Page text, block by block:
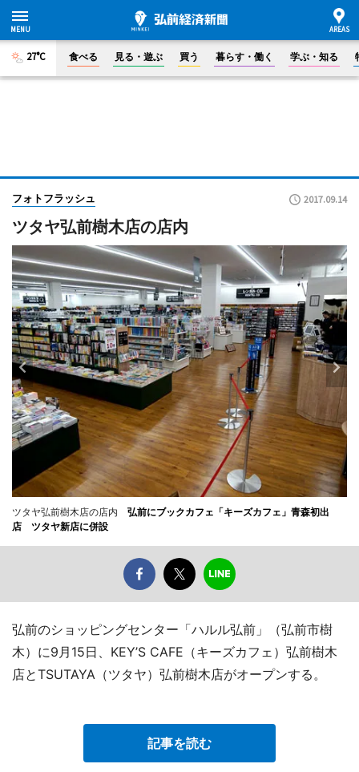
27°C 食べる 見る・遊ぶ 買う 暮らす・働く 学ぶ・知る
フォトフラッシュ 2017.09.14
ツタヤ弘前樹木店の店内
ツタヤ弘前樹木店の店内 弘前にブックカフェ「キーズカフェ」青森初出
店 ツタヤ新店に併設
弘前のショッピングセンター「ハルル弘前」（弘前市樹
木）に9月15日、KEY’S CAFE（キーズカフェ）弘前樹木
店とTSUTAYA（ツタヤ）弘前樹木店がオープンする。
記事を読む